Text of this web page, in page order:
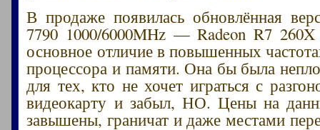
В продаже появилась обновлённая
7790 1000/6000MHz — Radeon R7 260X
основное отличие в повышенных
процессора и памяти. Она бы была
для тех, кто не хочет играться с
видеокарту и забыл, НО. Цены на
завышены, граничат и даже местами